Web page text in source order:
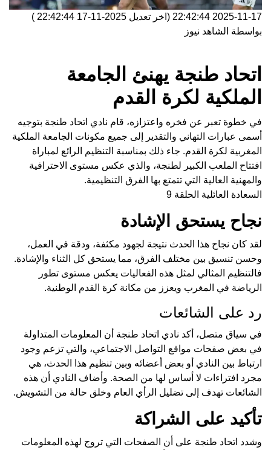
2025-11-17 22:42:44 (اخر تعديل 2025-11-17 22:42:44
)
بواسطة الشاهد نيوز
اتحاد طنجة يهنئ الجامعة
الملكية لكرة القدم
في خطوة تعبر عن فخره واعتزازه، قام نادي اتحاد طنجة بتوجيه
أسمى عبارات التهاني والتقدير إلى جميع مكونات الجامعة الملكية
المغربية لكرة القدم. جاء ذلك بمناسبة التنظيم الرائع لمباراة
افتتاح الملعب الكبير لطنجة، والذي عكس مستوى الاحترافية
والمهنية العالية التي تتمتع بها الفرق التنظيمية.
السعادة العائلية الحلقة 9
نجاح يستحق الإشادة
لقد كان نجاح هذا الحدث نتيجة لجهود مكثفة، ودقة في العمل،
وحسن تنسيق بين مختلف الفرق، مما يستحق كل الثناء والإشادة.
فالتنظيم المثالي لمثل هذه الفعاليات يعكس مستوى تطور
الرياضة في المغرب ويعزز من مكانة كرة القدم الوطنية.
رد على الشائعات
في سياق متصل، أكد نادي اتحاد طنجة أن المعلومات المتداولة
في بعض صفحات مواقع التواصل الاجتماعي، والتي تزعم وجود
ارتباط بين النادي أو بعض أعضائه وبين تنظيم هذا الحدث، هي
مجرد افتراءات لا أساس لها من الصحة. وأضاف النادي أن هذه
الشائعات تهدف إلى تضليل الرأي العام وخلق حالة من التشويش.
تأكيد على الشراكة
وشدد اتحاد طنجة على أن الصفحات التي تروج لهذه المعلومات